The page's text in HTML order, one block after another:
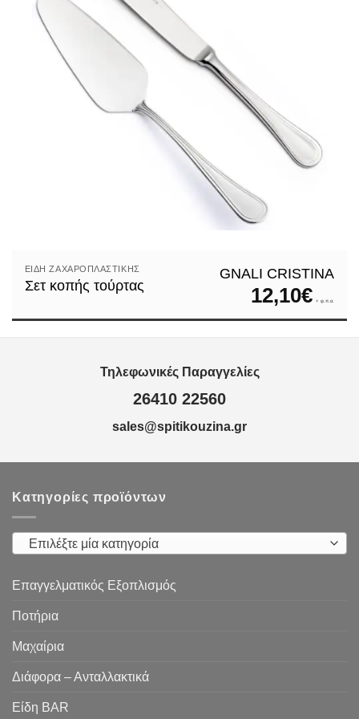
ΕΊΔΗ ΖΑΧΑΡΟΠΛΑΣΤΙΚΉΣ
Σετ κοπής τούρτας
GNALI CRISTINA
12,10€ + φ.π.α.
Τηλεφωνικές Παραγγελίες
26410 22560
sales@spitikouzina.gr
Κατηγορίες προϊόντων
Επιλέξτε μία κατηγορία
Επαγγελματικός Εξοπλισμός
Ποτήρια
Μαχαίρια
Διάφορα – Ανταλλακτικά
Είδη ΒAR